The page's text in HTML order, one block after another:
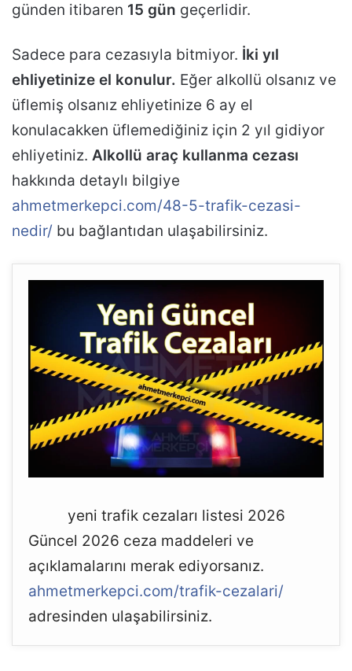
günden itibaren 15 gün geçerlidir.
Sadece para cezasıyla bitmiyor. İki yıl
ehliyetinize el konulur. Eğer alkollü olsanız ve
üflemiş olsanız ehliyetinize 6 ay el
konulacakken üflemediğiniz için 2 yıl gidiyor
ehliyetiniz. Alkollü araç kullanma cezası
hakkında detaylı bilgiye
ahmetmerkepci.com/48-5-trafik-cezasi-
nedir/ bu bağlantıdan ulaşabilirsiniz.
yeni trafik cezaları listesi 2026
Güncel 2026 ceza maddeleri ve
açıklamalarını merak ediyorsanız.
ahmetmerkepci.com/trafik-cezalari/
adresinden ulaşabilirsiniz.